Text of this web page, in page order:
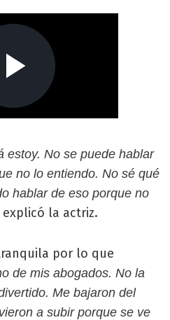
estoy. No se puede hablar
no lo entiendo. No sé qué
hablar de eso porque no
explicó la actriz.
por lo que
de mis abogados. No la
Me bajaron del
a subir porque se ve